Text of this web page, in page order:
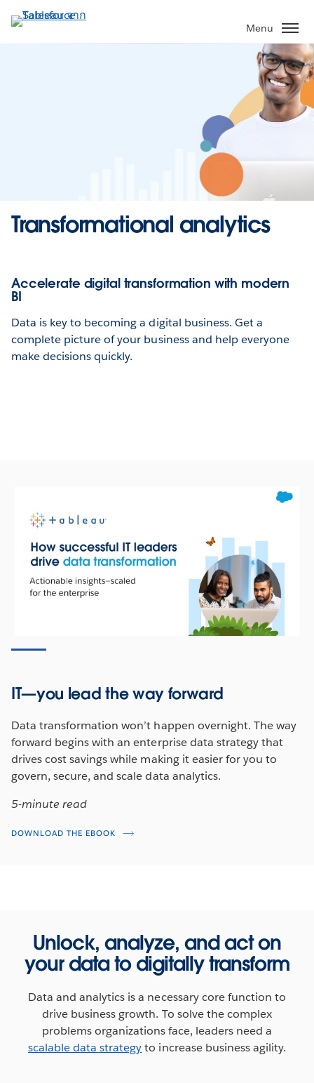
ไป
Menu
Transformational analytics
Accelerate digital transformation with modern
BI
Data is key to becoming a digital business. Get a
complete picture of your business and help everyone
make decisions quickly.
Launch your data journey today
deepen relationships with customers. Learn how to
and transform with analytics at scale.
รับชมตอนนี้
IT—you lead the way forward
Data transformation won’t happen overnight. The way
forward begins with an enterprise data strategy that
drives cost savings while making it easier for you to
govern, secure, and scale data analytics.
5-minute read
DOWNLOAD THE EBOOK
Unlock, analyze, and act on
your data to digitally transform
Data and analytics is a necessary core function to
drive business growth. To solve the complex
problems organizations face, leaders need a
scalable data strategyto increase business agility.